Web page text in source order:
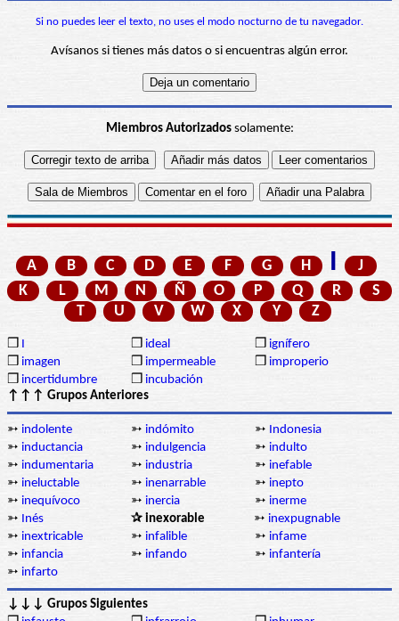
Si no puedes leer el texto, no uses el modo nocturno de tu navegador.
Avísanos si tienes más datos o si encuentras algún error.
Miembros Autorizadossolamente:
A B C D E F G H I
J
K
L M N Ñ O P Q R
S
T
U V W X Y Z
❒ I ❒ ideal ❒ ignífero
❒ imagen ❒ impermeable ❒ improperio
❒ incertidumbre ❒ incubación
↑↑↑ Grupos Anteriores
➳ indolente ➳ indómito ➳ Indonesia
➳ inductancia ➳ indulgencia ➳ indulto
➳ indumentaria ➳ industria ➳ inefable
➳ ineluctable ➳ inenarrable ➳ inepto
➳ inequívoco ➳ inercia ➳ inerme
➳ Inés ✰ inexorable ➳ inexpugnable
➳ inextricable ➳ infalible ➳ infame
➳ infancia ➳ infando ➳ infantería
➳ infarto
↓↓↓ Grupos Siguientes